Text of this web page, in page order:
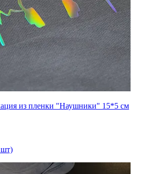
из пленки "Наушники" 15*5 см